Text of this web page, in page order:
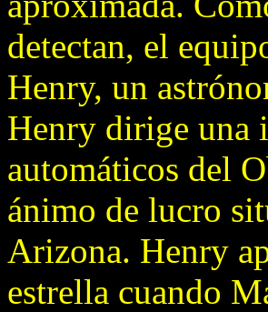
detectan, el
Henry, un
Henry dirige una
automáticos del
ánimo de lucro
Arizona. Henry
estrella cuando